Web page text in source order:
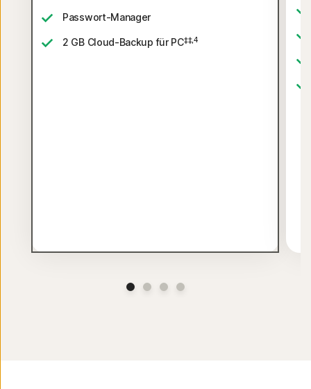
Passwort-Manager
2 GB Cloud-Backup für PC‡‡,4